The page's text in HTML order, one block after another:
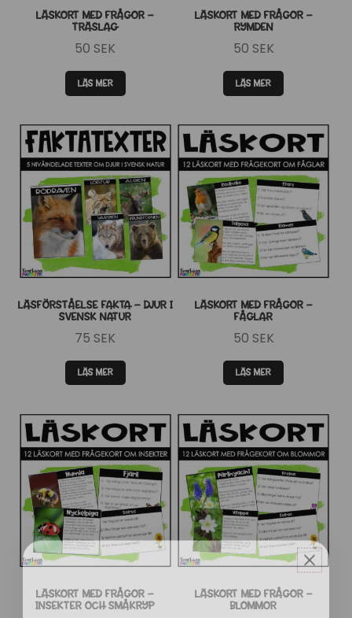
LÄSKORT MED FRÅGOR –
TRÄSLAG
50 SEK
LÄS MER
LÄSKORT MED FRÅGOR –
RYMDEN
50 SEK
LÄS MER
LÄSFÖRSTÅELSE FAKTA – DJUR I
SVENSK NATUR
75 SEK
LÄS MER
LÄSKORT MED FRÅGOR –
FÅGLAR
50 SEK
LÄS MER
LÄSKORT MED FRÅGOR –
INSEKTER OCH SMÅKRYP
LÄSKORT MED FRÅGOR –
BLOMMOR